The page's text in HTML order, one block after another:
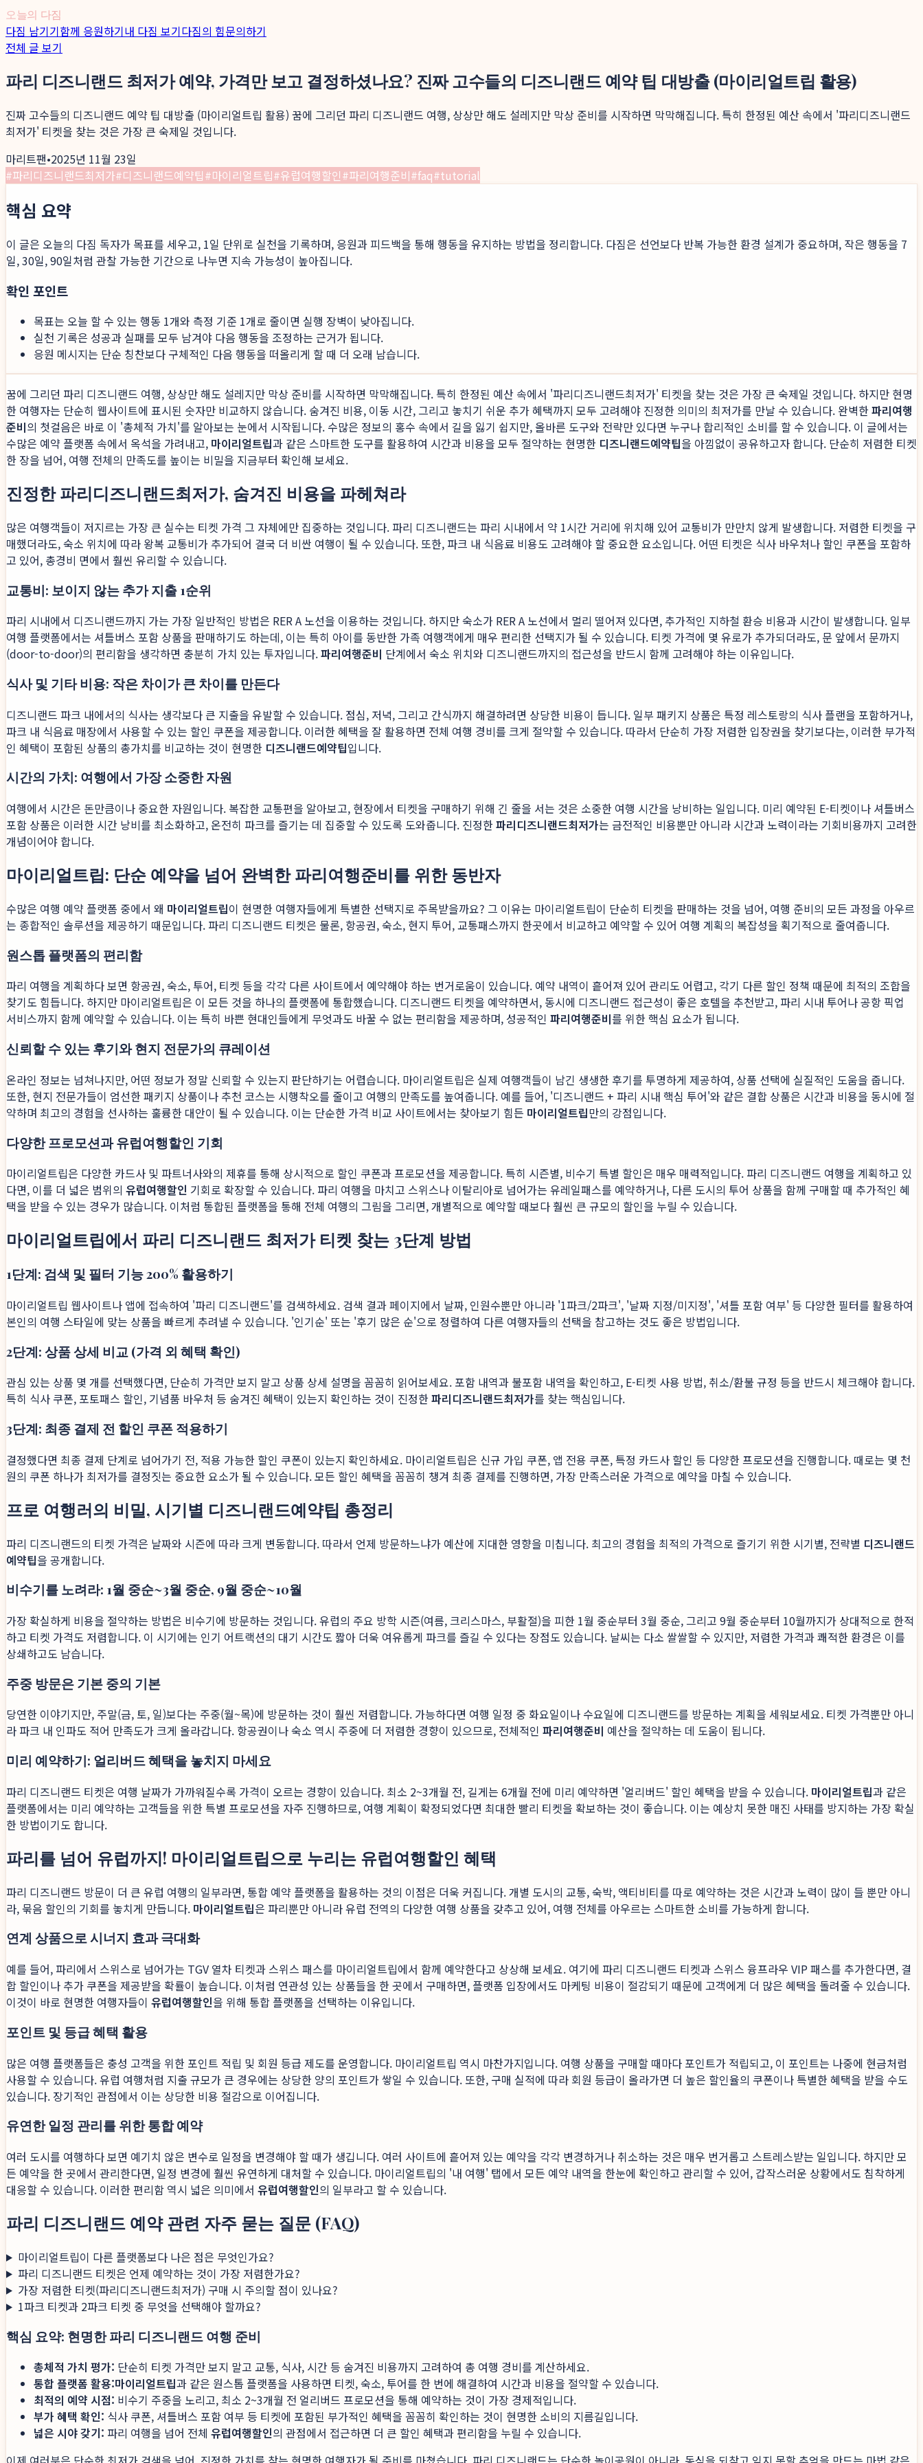
오늘의 다짐
다짐 남기기함께 응원하기내 다짐 보기다짐의 힘문의하기
전체 글 보기
파리 디즈니랜드 최저가 예약, 가격만 보고 결정하셨나요? 진짜 고수들의 디즈니랜드 예약 팁 대방출 (마이리얼트립 활용)
진짜 고수들의 디즈니랜드 예약 팁 대방출 (마이리얼트립 활용) 꿈에 그리던 파리 디즈니랜드 여행, 상상만 해도 설레지만 막상 준비를 시작하면 막막해집니다. 특히 한정된 예산 속에서 '파리디즈니랜드
최저가' 티켓을 찾는 것은 가장 큰 숙제일 것입니다.
마리트팬•2025년 11월 23일
#파리디즈니랜드최저가#디즈니랜드예약팁#마이리얼트립#유럽여행할인#파리여행준비#faq#tutorial
핵심 요약
이 글은 오늘의 다짐 독자가 목표를 세우고, 1일 단위로 실천을 기록하며, 응원과 피드백을 통해 행동을 유지하는 방법을 정리합니다. 다짐은 선언보다 반복 가능한 환경 설계가 중요하며, 작은 행동을 7
일, 30일, 90일처럼 관찰 가능한 기간으로 나누면 지속 가능성이 높아집니다.
확인 포인트
목표는 오늘 할 수 있는 행동 1개와 측정 기준 1개로 줄이면 실행 장벽이 낮아집니다.
실천 기록은 성공과 실패를 모두 남겨야 다음 행동을 조정하는 근거가 됩니다.
응원 메시지는 단순 칭찬보다 구체적인 다음 행동을 떠올리게 할 때 더 오래 남습니다.
꿈에 그리던 파리 디즈니랜드 여행, 상상만 해도 설레지만 막상 준비를 시작하면 막막해집니다. 특히 한정된 예산 속에서 '파리디즈니랜드최저가' 티켓을 찾는 것은 가장 큰 숙제일 것입니다. 하지만 현명
한 여행자는 단순히 웹사이트에 표시된 숫자만 비교하지 않습니다. 숨겨진 비용, 이동 시간, 그리고 놓치기 쉬운 추가 혜택까지 모두 고려해야 진정한 의미의 최저가를 만날 수 있습니다. 완벽한파리여행
준비의 첫걸음은 바로 이 '총체적 가치'를 알아보는 눈에서 시작됩니다. 수많은 정보의 홍수 속에서 길을 잃기 쉽지만, 올바른 도구와 전략만 있다면 누구나 합리적인 소비를 할 수 있습니다. 이 글에서는
수많은 예약 플랫폼 속에서 옥석을 가려내고, 마이리얼트립과 같은 스마트한 도구를 활용하여 시간과 비용을 모두 절약하는 현명한 디즈니랜드예약팁을 아낌없이 공유하고자 합니다. 단순히 저렴한 티켓
한 장을 넘어, 여행 전체의 만족도를 높이는 비밀을 지금부터 확인해 보세요.
진정한 파리디즈니랜드최저가, 숨겨진 비용을 파헤쳐라
많은 여행객들이 저지르는 가장 큰 실수는 티켓 가격 그 자체에만 집중하는 것입니다. 파리 디즈니랜드는 파리 시내에서 약 1시간 거리에 위치해 있어 교통비가 만만치 않게 발생합니다. 저렴한 티켓을 구
매했더라도, 숙소 위치에 따라 왕복 교통비가 추가되어 결국 더 비싼 여행이 될 수 있습니다. 또한, 파크 내 식음료 비용도 고려해야 할 중요한 요소입니다. 어떤 티켓은 식사 바우처나 할인 쿠폰을 포함하
고 있어, 총경비 면에서 훨씬 유리할 수 있습니다.
교통비: 보이지 않는 추가 지출 1순위
파리 시내에서 디즈니랜드까지 가는 가장 일반적인 방법은 RER A 노선을 이용하는 것입니다. 하지만 숙소가 RER A 노선에서 멀리 떨어져 있다면, 추가적인 지하철 환승 비용과 시간이 발생합니다. 일부
여행 플랫폼에서는 셔틀버스 포함 상품을 판매하기도 하는데, 이는 특히 아이를 동반한 가족 여행객에게 매우 편리한 선택지가 될 수 있습니다. 티켓 가격에 몇 유로가 추가되더라도, 문 앞에서 문까지
(door-to-door)의 편리함을 생각하면 충분히 가치 있는 투자입니다.파리여행준비 단계에서 숙소 위치와 디즈니랜드까지의 접근성을 반드시 함께 고려해야 하는 이유입니다.
식사 및 기타 비용: 작은 차이가 큰 차이를 만든다
디즈니랜드 파크 내에서의 식사는 생각보다 큰 지출을 유발할 수 있습니다. 점심, 저녁, 그리고 간식까지 해결하려면 상당한 비용이 듭니다. 일부 패키지 상품은 특정 레스토랑의 식사 플랜을 포함하거나,
파크 내 식음료 매장에서 사용할 수 있는 할인 쿠폰을 제공합니다. 이러한 혜택을 잘 활용하면 전체 여행 경비를 크게 절약할 수 있습니다. 따라서 단순히 가장 저렴한 입장권을 찾기보다는, 이러한 부가적
인 혜택이 포함된 상품의 총가치를 비교하는 것이 현명한 디즈니랜드예약팁입니다.
시간의 가치: 여행에서 가장 소중한 자원
여행에서 시간은 돈만큼이나 중요한 자원입니다. 복잡한 교통편을 알아보고, 현장에서 티켓을 구매하기 위해 긴 줄을 서는 것은 소중한 여행 시간을 낭비하는 일입니다. 미리 예약된 E-티켓이나 셔틀버스
포함 상품은 이러한 시간 낭비를 최소화하고, 온전히 파크를 즐기는 데 집중할 수 있도록 도와줍니다. 진정한파리디즈니랜드최저가는 금전적인 비용뿐만 아니라 시간과 노력이라는 기회비용까지 고려한
개념이어야 합니다.
마이리얼트립: 단순 예약을 넘어 완벽한 파리여행준비를 위한 동반자
수많은 여행 예약 플랫폼 중에서 왜 마이리얼트립이 현명한 여행자들에게 특별한 선택지로 주목받을까요? 그 이유는 마이리얼트립이 단순히 티켓을 판매하는 것을 넘어, 여행 준비의 모든 과정을 아우르
는 종합적인 솔루션을 제공하기 때문입니다. 파리 디즈니랜드 티켓은 물론, 항공권, 숙소, 현지 투어, 교통패스까지 한곳에서 비교하고 예약할 수 있어 여행 계획의 복잡성을 획기적으로 줄여줍니다.
원스톱 플랫폼의 편리함
파리 여행을 계획하다 보면 항공권, 숙소, 투어, 티켓 등을 각각 다른 사이트에서 예약해야 하는 번거로움이 있습니다. 예약 내역이 흩어져 있어 관리도 어렵고, 각기 다른 할인 정책 때문에 최적의 조합을
찾기도 힘듭니다. 하지만 마이리얼트립은 이 모든 것을 하나의 플랫폼에 통합했습니다. 디즈니랜드 티켓을 예약하면서, 동시에 디즈니랜드 접근성이 좋은 호텔을 추천받고, 파리 시내 투어나 공항 픽업
서비스까지 함께 예약할 수 있습니다. 이는 특히 바쁜 현대인들에게 무엇과도 바꿀 수 없는 편리함을 제공하며, 성공적인 파리여행준비를 위한 핵심 요소가 됩니다.
신뢰할 수 있는 후기와 현지 전문가의 큐레이션
온라인 정보는 넘쳐나지만, 어떤 정보가 정말 신뢰할 수 있는지 판단하기는 어렵습니다. 마이리얼트립은 실제 여행객들이 남긴 생생한 후기를 투명하게 제공하여, 상품 선택에 실질적인 도움을 줍니다.
또한, 현지 전문가들이 엄선한 패키지 상품이나 추천 코스는 시행착오를 줄이고 여행의 만족도를 높여줍니다. 예를 들어, '디즈니랜드 + 파리 시내 핵심 투어'와 같은 결합 상품은 시간과 비용을 동시에 절
약하며 최고의 경험을 선사하는 훌륭한 대안이 될 수 있습니다. 이는 단순한 가격 비교 사이트에서는 찾아보기 힘든 마이리얼트립만의 강점입니다.
다양한 프로모션과 유럽여행할인 기회
마이리얼트립은 다양한 카드사 및 파트너사와의 제휴를 통해 상시적으로 할인 쿠폰과 프로모션을 제공합니다. 특히 시즌별, 비수기 특별 할인은 매우 매력적입니다. 파리 디즈니랜드 여행을 계획하고 있
다면, 이를 더 넓은 범위의 유럽여행할인 기회로 확장할 수 있습니다. 파리 여행을 마치고 스위스나 이탈리아로 넘어가는 유레일패스를 예약하거나, 다른 도시의 투어 상품을 함께 구매할 때 추가적인 혜
택을 받을 수 있는 경우가 많습니다. 이처럼 통합된 플랫폼을 통해 전체 여행의 그림을 그리면, 개별적으로 예약할 때보다 훨씬 큰 규모의 할인을 누릴 수 있습니다.
마이리얼트립에서 파리 디즈니랜드 최저가 티켓 찾는 3단계 방법
1단계: 검색 및 필터 기능 200% 활용하기
마이리얼트립 웹사이트나 앱에 접속하여 '파리 디즈니랜드'를 검색하세요. 검색 결과 페이지에서 날짜, 인원수뿐만 아니라 '1파크/2파크', '날짜 지정/미지정', '셔틀 포함 여부' 등 다양한 필터를 활용하여
본인의 여행 스타일에 맞는 상품을 빠르게 추려낼 수 있습니다. '인기순' 또는 '후기 많은 순'으로 정렬하여 다른 여행자들의 선택을 참고하는 것도 좋은 방법입니다.
2단계: 상품 상세 비교 (가격 외 혜택 확인)
관심 있는 상품 몇 개를 선택했다면, 단순히 가격만 보지 말고 상품 상세 설명을 꼼꼼히 읽어보세요. 포함 내역과 불포함 내역을 확인하고, E-티켓 사용 방법, 취소/환불 규정 등을 반드시 체크해야 합니다.
특히 식사 쿠폰, 포토패스 할인, 기념품 바우처 등 숨겨진 혜택이 있는지 확인하는 것이 진정한파리디즈니랜드최저가를 찾는 핵심입니다.
3단계: 최종 결제 전 할인 쿠폰 적용하기
결정했다면 최종 결제 단계로 넘어가기 전, 적용 가능한 할인 쿠폰이 있는지 확인하세요. 마이리얼트립은 신규 가입 쿠폰, 앱 전용 쿠폰, 특정 카드사 할인 등 다양한 프로모션을 진행합니다. 때로는 몇 천
원의 쿠폰 하나가 최저가를 결정짓는 중요한 요소가 될 수 있습니다. 모든 할인 혜택을 꼼꼼히 챙겨 최종 결제를 진행하면, 가장 만족스러운 가격으로 예약을 마칠 수 있습니다.
프로 여행러의 비밀, 시기별 디즈니랜드예약팁 총정리
파리 디즈니랜드의 티켓 가격은 날짜와 시즌에 따라 크게 변동합니다. 따라서 언제 방문하느냐가 예산에 지대한 영향을 미칩니다. 최고의 경험을 최적의 가격으로 즐기기 위한 시기별, 전략별 디즈니랜드
예약팁을 공개합니다.
비수기를 노려라: 1월 중순~3월 중순, 9월 중순~10월
가장 확실하게 비용을 절약하는 방법은 비수기에 방문하는 것입니다. 유럽의 주요 방학 시즌(여름, 크리스마스, 부활절)을 피한 1월 중순부터 3월 중순, 그리고 9월 중순부터 10월까지가 상대적으로 한적
하고 티켓 가격도 저렴합니다. 이 시기에는 인기 어트랙션의 대기 시간도 짧아 더욱 여유롭게 파크를 즐길 수 있다는 장점도 있습니다. 날씨는 다소 쌀쌀할 수 있지만, 저렴한 가격과 쾌적한 환경은 이를
상쇄하고도 남습니다.
주중 방문은 기본 중의 기본
당연한 이야기지만, 주말(금, 토, 일)보다는 주중(월~목)에 방문하는 것이 훨씬 저렴합니다. 가능하다면 여행 일정 중 화요일이나 수요일에 디즈니랜드를 방문하는 계획을 세워보세요. 티켓 가격뿐만 아니
라 파크 내 인파도 적어 만족도가 크게 올라갑니다. 항공권이나 숙소 역시 주중에 더 저렴한 경향이 있으므로, 전체적인 파리여행준비 예산을 절약하는 데 도움이 됩니다.
미리 예약하기: 얼리버드 혜택을 놓치지 마세요
파리 디즈니랜드 티켓은 여행 날짜가 가까워질수록 가격이 오르는 경향이 있습니다. 최소 2~3개월 전, 길게는 6개월 전에 미리 예약하면 '얼리버드' 할인 혜택을 받을 수 있습니다. 마이리얼트립과 같은
플랫폼에서는 미리 예약하는 고객들을 위한 특별 프로모션을 자주 진행하므로, 여행 계획이 확정되었다면 최대한 빨리 티켓을 확보하는 것이 좋습니다. 이는 예상치 못한 매진 사태를 방지하는 가장 확실
한 방법이기도 합니다.
파리를 넘어 유럽까지! 마이리얼트립으로 누리는 유럽여행할인 혜택
파리 디즈니랜드 방문이 더 큰 유럽 여행의 일부라면, 통합 예약 플랫폼을 활용하는 것의 이점은 더욱 커집니다. 개별 도시의 교통, 숙박, 액티비티를 따로 예약하는 것은 시간과 노력이 많이 들 뿐만 아니
라, 묶음 할인의 기회를 놓치게 만듭니다. 마이리얼트립은 파리뿐만 아니라 유럽 전역의 다양한 여행 상품을 갖추고 있어, 여행 전체를 아우르는 스마트한 소비를 가능하게 합니다.
연계 상품으로 시너지 효과 극대화
예를 들어, 파리에서 스위스로 넘어가는 TGV 열차 티켓과 스위스 패스를 마이리얼트립에서 함께 예약한다고 상상해 보세요. 여기에 파리 디즈니랜드 티켓과 스위스 융프라우 VIP 패스를 추가한다면, 결
합 할인이나 추가 쿠폰을 제공받을 확률이 높습니다. 이처럼 연관성 있는 상품들을 한 곳에서 구매하면, 플랫폼 입장에서도 마케팅 비용이 절감되기 때문에 고객에게 더 많은 혜택을 돌려줄 수 있습니다.
이것이 바로 현명한 여행자들이 유럽여행할인을 위해 통합 플랫폼을 선택하는 이유입니다.
포인트 및 등급 혜택 활용
많은 여행 플랫폼들은 충성 고객을 위한 포인트 적립 및 회원 등급 제도를 운영합니다. 마이리얼트립 역시 마찬가지입니다. 여행 상품을 구매할 때마다 포인트가 적립되고, 이 포인트는 나중에 현금처럼
사용할 수 있습니다. 유럽 여행처럼 지출 규모가 큰 경우에는 상당한 양의 포인트가 쌓일 수 있습니다. 또한, 구매 실적에 따라 회원 등급이 올라가면 더 높은 할인율의 쿠폰이나 특별한 혜택을 받을 수도
있습니다. 장기적인 관점에서 이는 상당한 비용 절감으로 이어집니다.
유연한 일정 관리를 위한 통합 예약
여러 도시를 여행하다 보면 예기치 않은 변수로 일정을 변경해야 할 때가 생깁니다. 여러 사이트에 흩어져 있는 예약을 각각 변경하거나 취소하는 것은 매우 번거롭고 스트레스받는 일입니다. 하지만 모
든 예약을 한 곳에서 관리한다면, 일정 변경에 훨씬 유연하게 대처할 수 있습니다. 마이리얼트립의 '내 여행' 탭에서 모든 예약 내역을 한눈에 확인하고 관리할 수 있어, 갑작스러운 상황에서도 침착하게
대응할 수 있습니다. 이러한 편리함 역시 넓은 의미에서 유럽여행할인의 일부라고 할 수 있습니다.
파리 디즈니랜드 예약 관련 자주 묻는 질문 (FAQ)
마이리얼트립이 다른 플랫폼보다 나은 점은 무엇인가요?
파리 디즈니랜드 티켓은 언제 예약하는 것이 가장 저렴한가요?
가장 저렴한 티켓(파리디즈니랜드최저가) 구매 시 주의할 점이 있나요?
1파크 티켓과 2파크 티켓 중 무엇을 선택해야 할까요?
핵심 요약: 현명한 파리 디즈니랜드 여행 준비
총체적 가치 평가: 단순히 티켓 가격만 보지 말고 교통, 식사, 시간 등 숨겨진 비용까지 고려하여 총 여행 경비를 계산하세요.
통합 플랫폼 활용:마이리얼트립과 같은 원스톱 플랫폼을 사용하면 티켓, 숙소, 투어를 한 번에 해결하여 시간과 비용을 절약할 수 있습니다.
최적의 예약 시점: 비수기 주중을 노리고, 최소 2~3개월 전 얼리버드 프로모션을 통해 예약하는 것이 가장 경제적입니다.
부가 혜택 확인: 식사 쿠폰, 셔틀버스 포함 여부 등 티켓에 포함된 부가적인 혜택을 꼼꼼히 확인하는 것이 현명한 소비의 지름길입니다.
넓은 시야 갖기: 파리 여행을 넘어 전체 유럽여행할인의 관점에서 접근하면 더 큰 할인 혜택과 편리함을 누릴 수 있습니다.